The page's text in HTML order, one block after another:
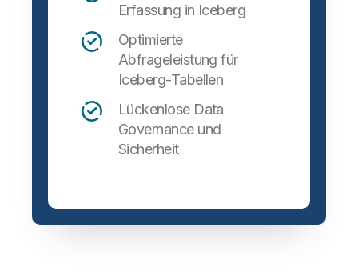
Erfassung in Iceberg
Optimierte
Abfrageleistung für
Iceberg-Tabellen
Lückenlose Data
Governance und
Sicherheit